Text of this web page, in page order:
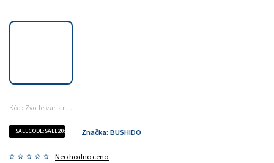
Kód: Zvolte variantu
SALECODE:SALE20:20:%
Neohodnoceno
Značka: BUSHIDO